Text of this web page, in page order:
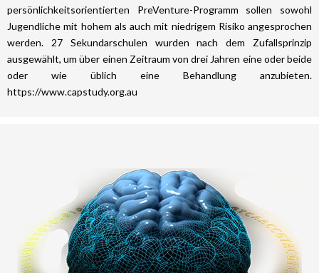
persönlichkeitsorientierten PreVenture-Programm sollen sowohl
Jugendliche mit hohem als auch mit niedrigem Risiko angesprochen
werden. 27 Sekundarschulen wurden nach dem Zufallsprinzip
ausgewählt, um über einen Zeitraum von drei Jahren eine oder beide
oder wie üblich eine Behandlung anzubieten.
https://www.capstudy.org.au